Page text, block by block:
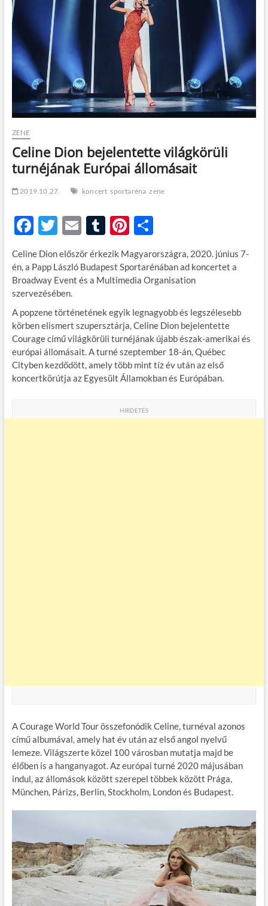
ZENE
Celine Dion bejelentette világkörüli
turnéjának Európai állomásait
2019.10.27. koncert sportaréna zene
F
e
b
o
o
k
T
itt
er
E
ail
T
m
bl
Pi
er
es
O
za
m
g
Celine Dion először érkezik Magyarországra, 2020. június 7-
én, a Papp László Budapest Sportarénában ad koncertet a
Broadway Event és a Multimedia Organisation
szervezésében.
A popzene történetének egyik legnagyobb és legszélesebb
körben elismert szupersztárja, Celine Dion bejelentette
Courage című világkörüli turnéjának újabb észak-amerikai és
európai állomásait. A turné szeptember 18-án, Québec
Cityben kezdődött, amely több mint tíz év után az első
koncertkörútja az Egyesült Államokban és Európában.
HIRDETÉS
A Courage World Tour összefonódik Celine, turnéval azonos
című albumával, amely hat év után az első angol nyelvű
lemeze. Világszerte közel 100 városban mutatja majd be
élőben is a hanganyagot. Az európai turné 2020 májusában
indul, az állomások között szerepel többek között Prága,
München, Párizs, Berlin, Stockholm, London és Budapest.